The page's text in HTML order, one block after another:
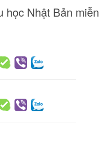
học Nhật Bản miễn